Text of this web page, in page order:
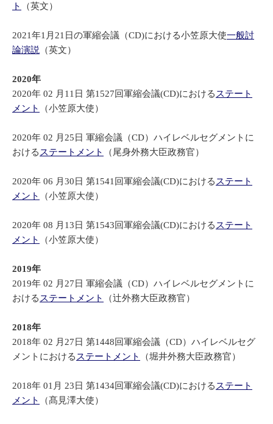
ト
（英文）
2021年1月21日の軍縮会議（CD)における小笠原大使一般討
論演説
（英文）
2020年
2020年 02 月11日 第1527回軍縮会議(CD)における ステート
メント
（小笠原大使）
2020年 02 月25日 軍縮会議（CD）ハイレベルセグメントに
おける ステートメント （尾身外務大臣政務官）
2020年 06 月30日 第1541回軍縮会議(CD)における ステート
メント
（小笠原大使）
2020年 08 月13日 第1543回軍縮会議(CD)における ステート
メント
（小笠原大使）
2019年
2019年 02 月27日 軍縮会議（CD）ハイレベルセグメントに
おける ステートメント （辻外務大臣政務官）
2018年
2018年 02 月27日 第1448回軍縮会議（CD）ハイレベルセグ
メントにおける ステートメント （堀井外務大臣政務官）
2018年 01月 23日 第1434回軍縮会議(CD)における ステート
メント
（髙見澤大使）